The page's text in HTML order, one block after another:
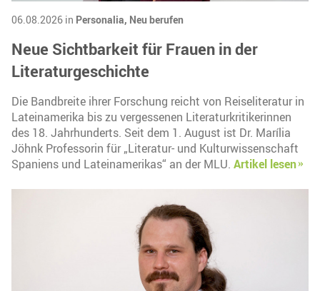
06.08.2026 in Personalia, Neu berufen
Neue Sichtbarkeit für Frauen in der
Literaturgeschichte
Die Bandbreite ihrer Forschung reicht von Reiseliteratur in
Lateinamerika bis zu vergessenen Literaturkritikerinnen
des 18. Jahrhunderts. Seit dem 1. August ist Dr. Marília
Jöhnk Professorin für „Literatur- und Kulturwissenschaft
Spaniens und Lateinamerikas“ an der MLU. Artikel lesen